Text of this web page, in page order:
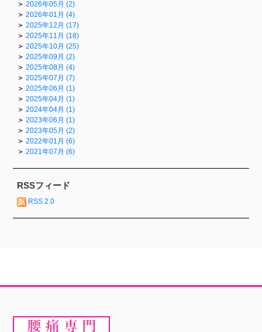
2026年05月 (2)
2026年01月 (4)
2025年12月 (17)
2025年11月 (18)
2025年10月 (25)
2025年09月 (2)
2025年08月 (4)
2025年07月 (7)
2025年06月 (1)
2025年04月 (1)
2024年04月 (1)
2023年06月 (1)
2023年05月 (2)
2022年01月 (6)
2021年07月 (6)
RSSフィード
RSS 2.0